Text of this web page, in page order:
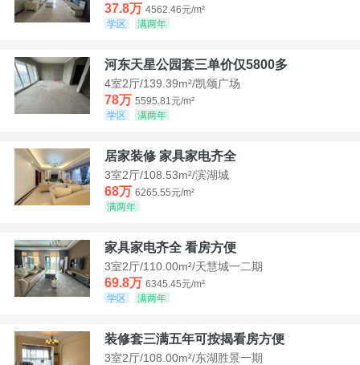
37.8万 4562.46元/m²
学区
满两年
河东天星公园套三单价仅5800多
4室2厅/139.39m²/凯颂广场
78万 5595.81元/m²
学区
满两年
居家装修 家具家电齐全
3室2厅/108.53m²/滨湖城
68万 6265.55元/m²
满两年
家具家电齐全 看房方便
3室2厅/110.00m²/天慧城一二期
69.8万 6345.45元/m²
学区
满两年
装修套三满五年可按揭看房方便
3室2厅/108.00m²/东湖胜景一期